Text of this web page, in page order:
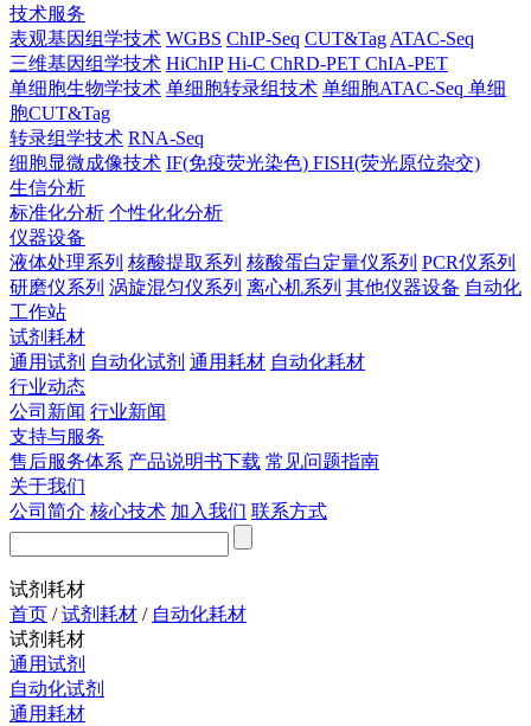
技术服务
表观基因组学技术 WGBS ChIP-Seq CUT&Tag ATAC-Seq
三维基因组学技术 HiChIP Hi-C ChRD-PET ChIA-PET
单细胞生物学技术 单细胞转录组技术 单细胞ATAC-Seq 单细
胞CUT&Tag
转录组学技术 RNA-Seq
细胞显微成像技术 IF(免疫荧光染色) FISH(荧光原位杂交)
生信分析
标准化分析 个性化化分析
仪器设备
液体处理系列 核酸提取系列 核酸蛋白定量仪系列 PCR仪系列
研磨仪系列 涡旋混匀仪系列 离心机系列 其他仪器设备 自动化
工作站
试剂耗材
通用试剂 自动化试剂 通用耗材 自动化耗材
行业动态
公司新闻 行业新闻
支持与服务
售后服务体系 产品说明书下载 常见问题指南
关于我们
公司简介 核心技术 加入我们 联系方式
试剂耗材
首页 /试剂耗材 / 自动化耗材
试剂耗材
通用试剂
自动化试剂
通用耗材